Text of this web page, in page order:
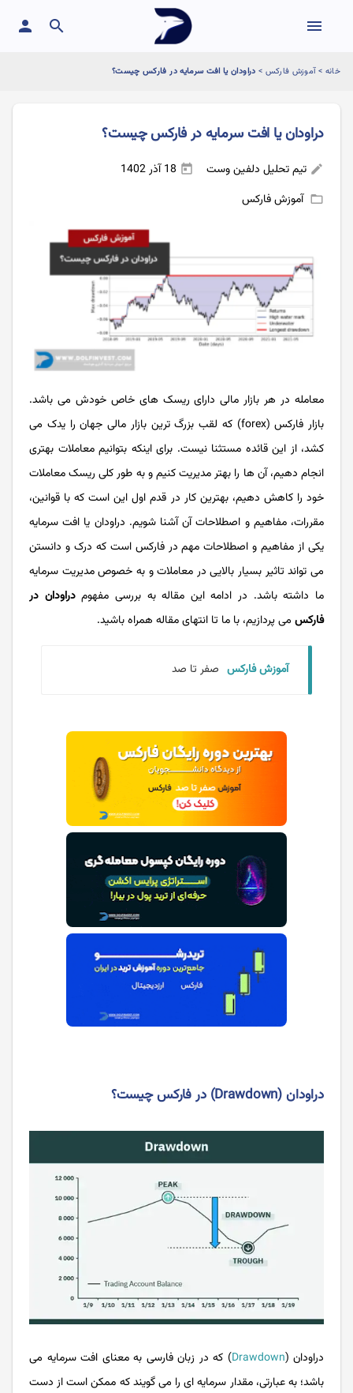
menu
search
person
خانه >آموزش فارکس > دراودان یا افت سرمایه در فارکس چیست؟
دراودان یا افت سرمایه در فارکس چیست؟
edit تیم تحلیل دلفین وست today
folder_open آموزش فارکس
معامله در هر بازار مالی دارای ریسک های خاص خودش می باشد.
بازار فارکس (forex) که لقب بزرگ ترین بازار مالی جهان را یدک می
کشد، از این قائده مستثنا نیست. برای اینکه بتوانیم معاملات بهتری
انجام دهیم، آن ها را بهتر مدیریت کنیم و به طور کلی ریسک معاملات
خود را کاهش دهیم، بهترین کار در قدم اول این است که با قوانین،
مقررات، مفاهیم و اصطلاحات آن آشنا شویم. دراودان یا افت سرمایه
یکی از مفاهیم و اصطلاحات مهم در فارکس است که درک و دانستن
می تواند تاثیر بسیار بالایی در معاملات و به خصوص مدیریت سرمایه
ما داشته باشد. در ادامه این مقاله به بررسی مفهومدراودان در
فارکس می پردازیم، با ما تا انتهای مقاله همراه باشید.
آموزش فارکس صفر تا صد
دراودان (Drawdown) در فارکس چیست؟
دراودان (Drawdown) که در زبان فارسی به معنای افت سرمایه می
باشد؛ به عبارتی، مقدار سرمایه‌ ای را می گویند که ممکن است از دست